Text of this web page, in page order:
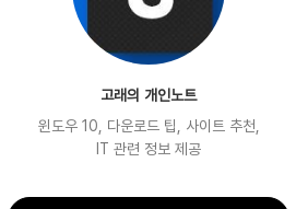
고래의 개인노트
윈도우 10, 다운로드 팁, 사이트 추천,
IT 관련 정보 제공